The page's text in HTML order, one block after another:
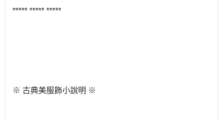
***** ***** *****
※ 古典美服飾小說明 ※